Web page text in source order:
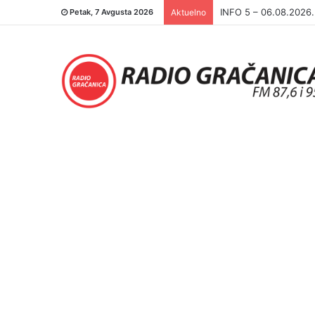
Petak, 7 Avgusta 2026 Aktuelno INFO 5 – 05.08.2026